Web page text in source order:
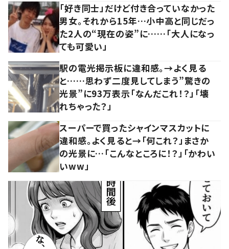
「好き同士」だけど付き合っていなかった
男女。それから15年…小中高と同じだっ
た2人の“現在の姿”に……「大人になっ
ても可愛い」
駅の電光掲示板に違和感。→よく見る
と……思わず二度見してしまう”驚きの
光景”に93万表示「なんだこれ！？」「壊
れちゃった？」
スーパーで買ったシャインマスカットに
違和感。よく見ると→「何これ？」まさか
の光景に…「こんなところに！？」「かわい
いww」